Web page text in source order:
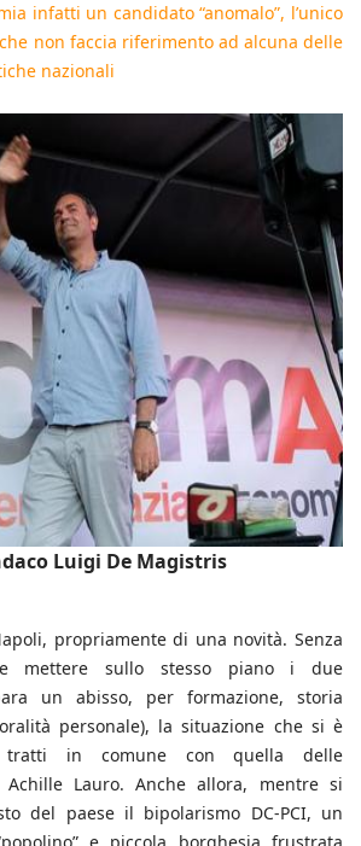
infatti un candidato “anomalo”, l’unico
non faccia riferimento ad alcuna delle
nazionali
Luigi De Magistris
propriamente di una novità. Senza
mettere sullo stesso piano i due
un abisso, per formazione, storia
personale), la situazione che si è
in comune con quella delle
Lauro. Anche allora, mentre si
del paese il bipolarismo DC-PCI, un